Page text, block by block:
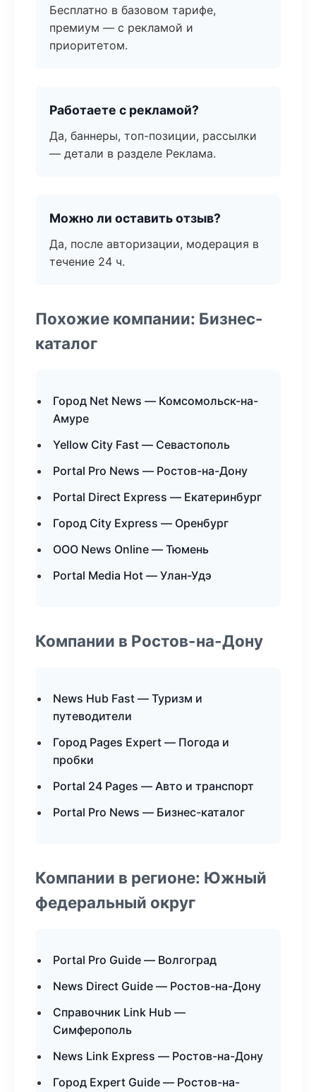
Бесплатно в базовом тарифе,
премиум — с рекламой и
приоритетом.
Работаете с рекламой?
Да, баннеры, топ-позиции, рассылки
— детали в разделе Реклама.
Можно ли оставить отзыв?
Да, после авторизации, модерация в
течение 24 ч.
Похожие компании: Бизнес-
каталог
Город Net News — Комсомольск-на-
Амуре
Yellow City Fast — Севастополь
Portal Pro News — Ростов-на-Дону
Portal Direct Express — Екатеринбург
Город City Express — Оренбург
ООО News Online — Тюмень
Portal Media Hot — Улан-Удэ
Компании в Ростов-на-Дону
News Hub Fast — Туризм и
путеводители
Город Pages Expert — Погода и
пробки
Portal 24 Pages — Авто и транспорт
Portal Pro News — Бизнес-каталог
Компании в регионе: Южный
федеральный округ
Portal Pro Guide — Волгоград
News Direct Guide — Ростов-на-Дону
Справочник Link Hub —
Симферополь
News Link Express — Ростов-на-Дону
Город Expert Guide — Ростов-на-